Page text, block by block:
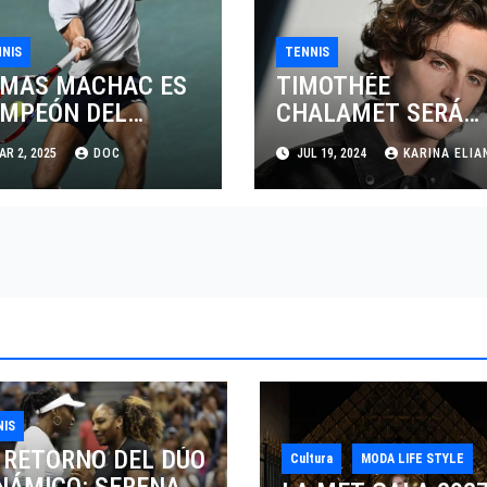
MACHAC ES
DEL
MEXICANO
2, 2025 DOC
TENNIS
TIMOTHÉE
CHALAMET SERÁ
PARTE DE UNA
PELÍCULA
ADENTRADA EN EL
JUL 19, 2024 KARINA
DEL DÚO
Cultura MODA LIFE STYLE